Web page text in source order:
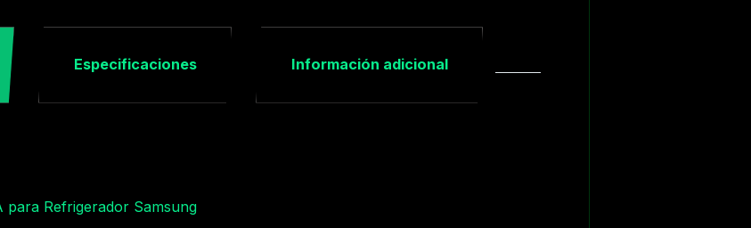
Especificaciones Información adicional
para Refrigerador Samsung